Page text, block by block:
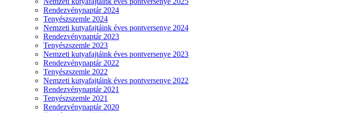
Rendezvénynaptár 2024
Tenyészszemle 2024
Nemzeti kutyafajtáink éves pontversenye 2024
Rendezvénynaptár 2023
Tenyészszemle 2023
Nemzeti kutyafajtáink éves pontversenye 2023
Rendezvénynaptár 2022
Tenyészszemle 2022
Nemzeti kutyafajtáink éves pontversenye 2022
Rendezvénynaptár 2021
Tenyészszemle 2021
Rendezvénynaptár 2020